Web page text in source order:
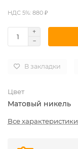
НДС 5%: 880 ₽
В закладки
Цвет
Матовый никель
Все характеристики